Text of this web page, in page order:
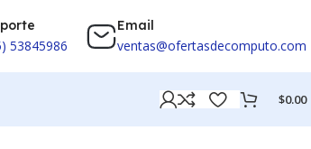
53845986
Email
ventas@ofertasdecomputo.com
$0.00